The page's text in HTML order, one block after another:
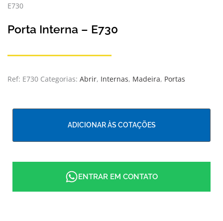
E730
Porta Interna – E730
Ref: E730 Categorias: Abrir, Internas, Madeira, Portas
ADICIONAR ÀS COTAÇÕES
ENTRAR EM CONTATO